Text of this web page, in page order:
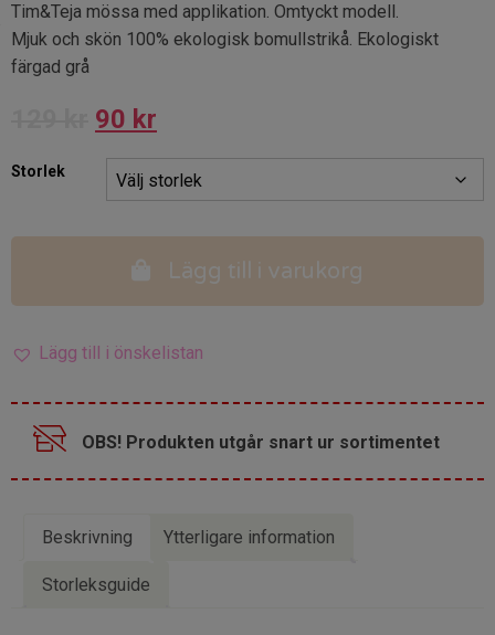
Tim&Teja mössa med applikation. Omtyckt modell.
Mjuk och skön 100% ekologisk bomullstrikå. Ekologiskt
färgad grå
90 kr
Storlek
Lägg till i varukorg
Lägg till i önskelistan
OBS! Produkten utgår snart ur sortimentet
Beskrivning Ytterligare information
Storleksguide